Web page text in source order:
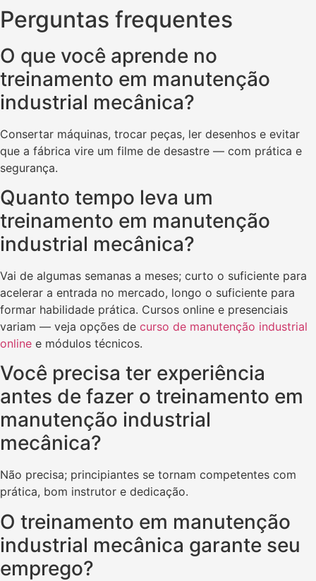
Perguntas frequentes
O que você aprende no
treinamento em manutenção
industrial mecânica?
Consertar máquinas, trocar peças, ler desenhos e evitar
que a fábrica vire um filme de desastre — com prática e
segurança.
Quanto tempo leva um
treinamento em manutenção
industrial mecânica?
Vai de algumas semanas a meses; curto o suficiente para
acelerar a entrada no mercado, longo o suficiente para
formar habilidade prática. Cursos online e presenciais
variam — veja opções de curso de manutenção industrial
online e módulos técnicos.
Você precisa ter experiência
antes de fazer o treinamento em
manutenção industrial
mecânica?
Não precisa; principiantes se tornam competentes com
prática, bom instrutor e dedicação.
O treinamento em manutenção
industrial mecânica garante seu
emprego?